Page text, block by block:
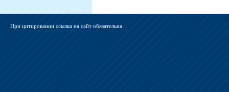
При цитировании ссылка на сайт обязательна